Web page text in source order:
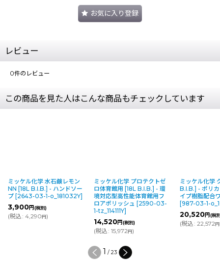
お気に入り登録
レビュー
0件のレビュー
この商品を見た人はこんな商品もチェックしています
レモン
ドソー
]
ミッケル化学 プロテクトゼ
ロ体育館用 [18L B.I.B.] - 環
境対応型高性能体育館用フ
2590-03-
1-tz_114111Y
14,520
ミッケル化学 グレイス [18L
B.I.B.] - ポリカーボネートタ
イプ樹脂配合ワックス
[ 987-03-1-o_10001S ]
20,520
(税込
ミ
ル
ソー
(税
2 /23